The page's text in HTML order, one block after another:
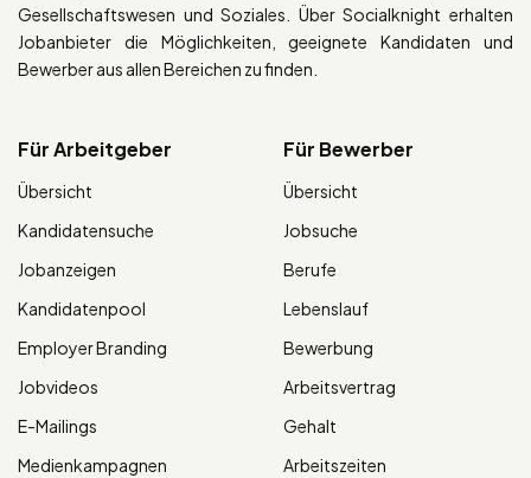
Gesellschaftswesen und Soziales. Über Socialknight erhalten
Jobanbieter die Möglichkeiten, geeignete Kandidaten und
Bewerber aus allen Bereichen zu finden.
Für Arbeitgeber
Übersicht
Kandidatensuche
Jobanzeigen
Kandidatenpool
Employer Branding
Jobvideos
E-Mailings
Medienkampagnen
Für Bewerber
Übersicht
Jobsuche
Berufe
Lebenslauf
Bewerbung
Arbeitsvertrag
Gehalt
Arbeitszeiten